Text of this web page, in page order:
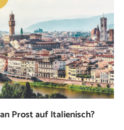
Prost auf Italienisch?